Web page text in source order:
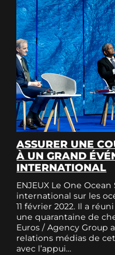
ASSURER UNE
À UN GRAND
INTERNATIONAL
ENJEUX Le One
international sur les
11 février 2022. Il a
une quarantaine de
Euros / Agency Group
relations médias de
avec l’appui…